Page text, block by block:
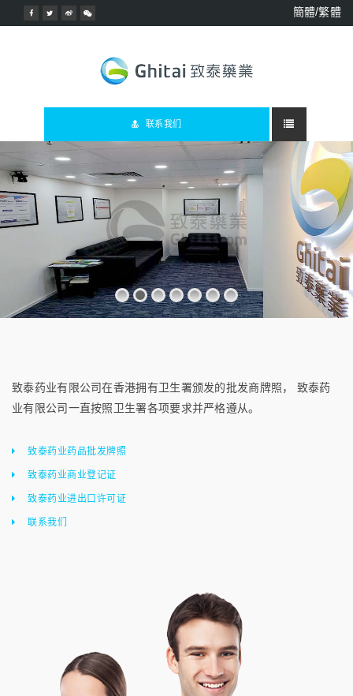
簡體/繁體
联系我们
致泰药业有限公司在香港拥有卫生署颁发的批发商牌照， 致泰药
业有限公司一直按照卫生署各项要求并严格遵从。
致泰药业药品批发牌照
致泰药业商业登记证
致泰药业进出口许可证
联系我们